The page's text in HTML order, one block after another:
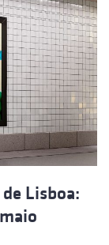
Lisboa: